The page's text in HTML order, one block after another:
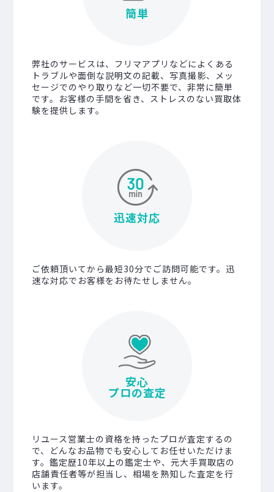
簡単
弊社のサービスは、フリマアプリなどによくある
トラブルや面倒な説明文の記載、写真撮影、メッ
セージでのやり取りなど一切不要で、非常に簡単
です。お客様の手間を省き、ストレスのない買取体
験を提供します。
迅速対応
ご依頼頂いてから最短30分でご訪問可能です。迅
速な対応でお客様をお待たせしません。
安心
プロの査定
リユース営業士の資格を持ったプロが査定するの
で、どんなお品物でも安心してお任せいただけま
す。鑑定歴10年以上の鑑定士や、元大手買取店の
店舗責任者等が担当し、相場を熟知した査定を行
います。